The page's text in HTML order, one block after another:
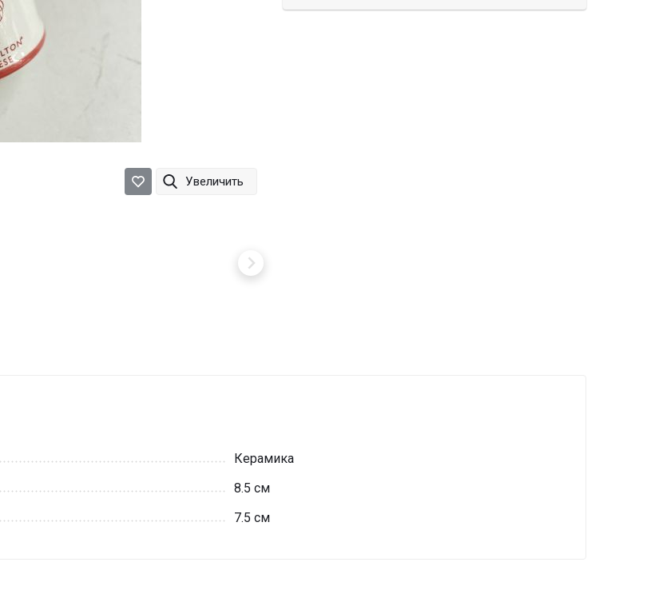
Увеличить
Керамика
8.5 см
7.5 см